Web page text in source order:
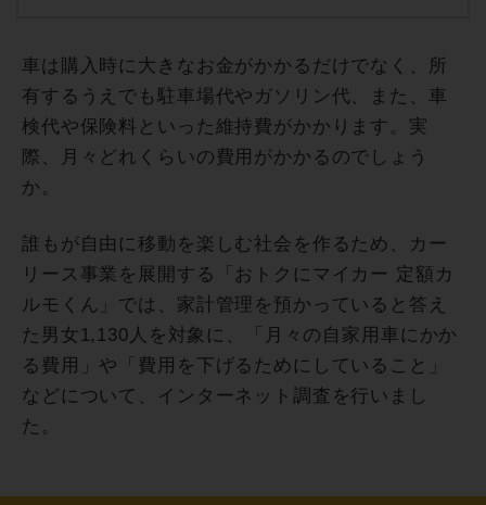
車は購入時に大きなお金がかかるだけでなく、所
有するうえでも駐車場代やガソリン代、また、車
検代や保険料といった維持費がかかります。実
際、月々どれくらいの費用がかかるのでしょう
か。
誰もが自由に移動を楽しむ社会を作るため、カー
リース事業を展開する「おトクにマイカー 定額カ
ルモくん」では、家計管理を預かっていると答え
た男女1,130人を対象に、「月々の自家用車にかか
る費用」や「費用を下げるためにしていること」
などについて、インターネット調査を行いまし
た。